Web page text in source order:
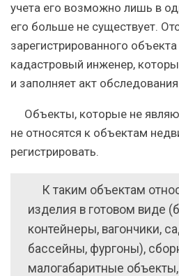
учета его возможно лишь в
его больше не существует.
зарегистрированного
кадастровый инженер,
и заполняет акт
Объекты, которые не
не относятся к объектам
регистрировать.
К таким объектам
изделия в готовом виде
контейнеры, вагончики,
бассейны, фургоны),
малогабаритные